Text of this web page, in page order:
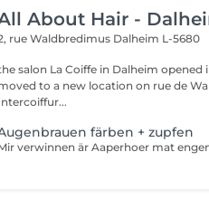
About Hair -
rue Waldbredimus Dalheim L-5680
salon La Coiffe in Dalheim opened
to a new location on rue de
färben + zupfen